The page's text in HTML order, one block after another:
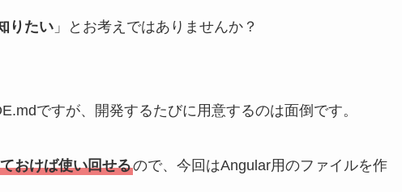
りたい 」とお考えではありませんか？
ですが、開発するたびに用意するのは面倒です。
おけば使い回せるので、今回はAngular用のファイルを作